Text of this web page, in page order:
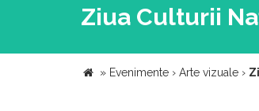
Ziua Culturii
» Evenimente › Arte vizuale ›